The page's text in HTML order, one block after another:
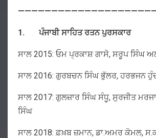
1.ਪੰਜਾਬੀ ਸਾਹਿਤ ਰਤਨ ਪੁਰਸਕਾਰ
ਸਾਲ 2015: ਓਮ ਪ੍ਰਕਾਸ਼ ਗਾਸੋ, ਸਰੂਪ ਸਿੰਘ
ਸਾਲ 2016: ਗੁਰਬਚਨ ਸਿੰਘ ਭੁੱਲਰ, ਹਰਭਜਨ
ਸਾਲ 2017: ਗੁਲਜ਼ਾਰ ਸਿੰਘ ਸੰਧੂ, ਸੁਰਜੀਤ
ਸਿੰਘ
ਸਾਲ 2018: ਫ਼ਖ਼ਬ ਜ਼ਮਾਨ, ਡਾ.ਅਮਰ ਕੋਮਲ,